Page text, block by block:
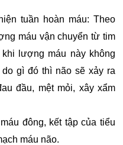
tuần hoàn máu: Theo
máu vận chuyển từ tim
lượng máu này không
gì đó thì não sẽ xảy ra
đầu, mệt mỏi, xây xẩm
đông, kết tập của tiểu
máu não.